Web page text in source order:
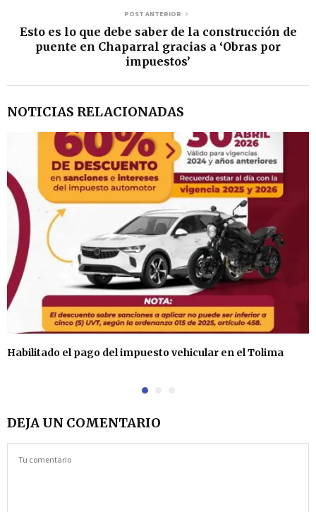
POST ANTERIOR
Esto es lo que debe saber de la construcción de
puente en Chaparral gracias a ‘Obras por
impuestos’
NOTICIAS RELACIONADAS
Habilitado el pago del impuesto vehicular en el Tolima
DEJA UN COMENTARIO